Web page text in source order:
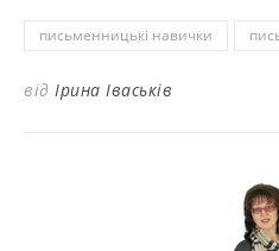
письменницькі навички
від Ірина Іваськів